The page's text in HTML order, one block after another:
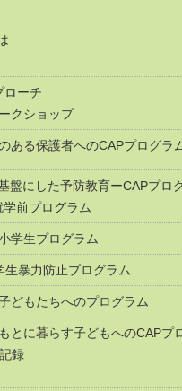
ローチ
クショップ
ある保護者へのCAPプログラ
盤にした予防教育ーCAPプロ
前プログラム
学生プログラム
生暴力防止プログラム
どもたちへのプログラム
とに暮らす子どもへのCAPプ
録